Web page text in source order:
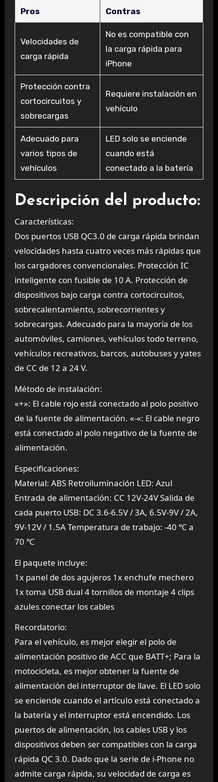
Pros Contras
Velocidades de
carga rápida
No es compatible con
la carga rápida para
iPhone
Protección contra
cortocircuitos y
sobrecargas
Requiere instalación en
vehículo
Adecuado para
varios tipos de
vehículos
LED solo se enciende
cuando está
conectado a la batería
Descripción del producto:
Características:
Dos puertos USB QC3.0 de carga rápida brindan
velocidades hasta cuatro veces más rápidas que
los cargadores convencionales. Protección IC
inteligente con fusible de 10 A. Protección de
dispositivos bajo carga contra cortocircuitos,
sobrecalentamiento, sobrecorrientes y
sobrecargas. Adecuado para la mayoría de los
automóviles, camiones, vehículos todo terreno,
vehículos recreativos, barcos, autobuses y yates
de CC de 12 a 24 V.
Método de instalación:
«+»: El cable rojo está conectado al polo positivo
de la fuente de alimentación. «-«: El cable negro
está conectado al polo negativo de la fuente de
alimentación.
Especificaciones:
Material: ABS Retroiluminación LED: Azul
Entrada de alimentación: CC 12V-24V Salida de
cada puerto USB: DC 3.6-6.5V / 3A, 6.5V-9V / 2A,
9V-12V / 1.5A Temperatura de trabajo: -40 ℃ a
70 ℃
El paquete incluye:
1x panel de dos agujeros 1x enchufe mechero
1x toma USB dual 4 tornillos de montaje 4 clips
azules conectar los cables
Recordatorio:
Para el vehículo, es mejor elegir el polo de
alimentación positivo de ACC que BATT+; Para la
motocicleta, es mejor obtener la fuente de
alimentación del interruptor de llave. El LED solo
se enciende cuando el artículo está conectado a
la batería y el interruptor está encendido. Los
puertos de alimentación, los cables USB y los
dispositivos deben ser compatibles con la carga
rápida QC 3.0. Dado que la serie de i-Phone no
admite carga rápida, su velocidad de carga es